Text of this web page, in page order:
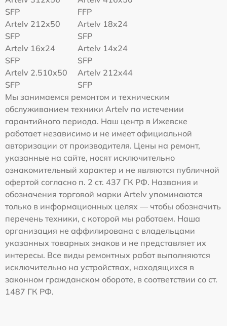
SFP
FFP
Artelv 212x50
SFP
Artelv 18x24
SFP
Artelv 16x24
SFP
Artelv 14x24
SFP
Artelv 2.510x50
SFP
Artelv 212x44
SFP
Мы занимаемся ремонтом и техническим
обслуживанием техники Artelv по истечении
гарантийного периода. Наш центр в Ижевске
работает независимо и не имеет официальной
авторизации от производителя. Цены на ремонт,
указанные на сайте, носят исключительно
ознакомительный характер и не являются публичной
офертой согласно п. 2 ст. 437 ГК РФ. Названия и
обозначения торговой марки Artelv упоминаются
только в информационных целях — чтобы обозначить
перечень техники, с которой мы работаем. Наша
организация не аффилирована с владельцами
указанных товарных знаков и не представляет их
интересы. Все виды ремонтных работ выполняются
исключительно на устройствах, находящихся в
законном гражданском обороте, в соответствии со ст.
1487 ГК РФ.